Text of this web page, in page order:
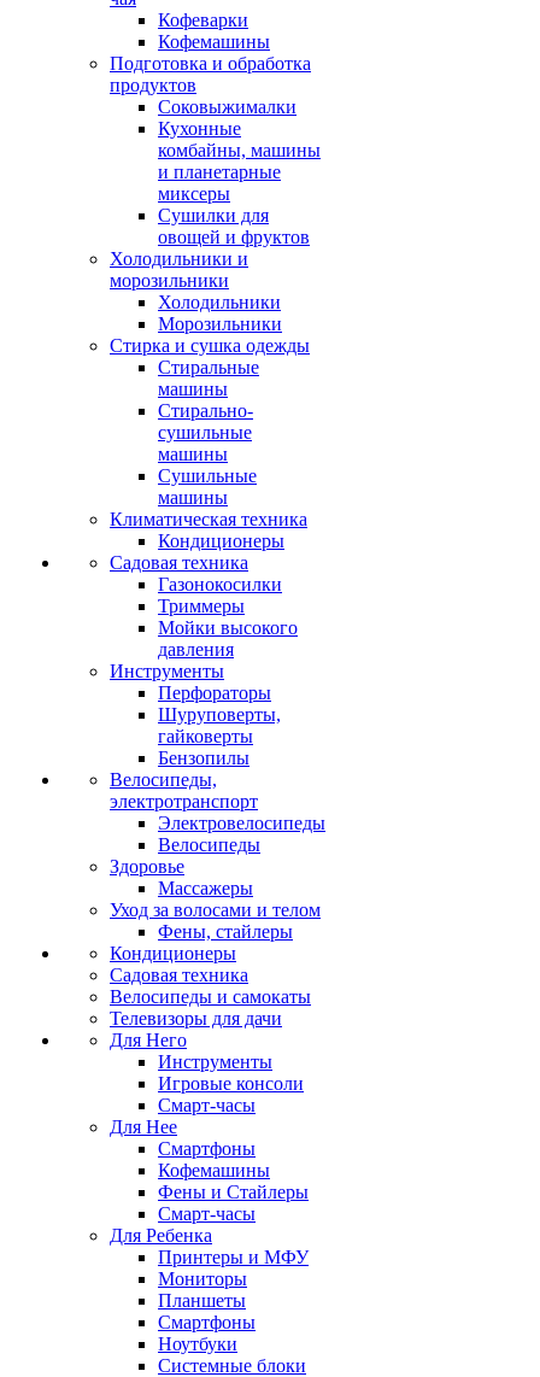
Кофеварки
Кофемашины
Подготовка и обработка
продуктов
Соковыжималки
Кухонные
комбайны, машины
и планетарные
миксеры
Сушилки для
овощей и фруктов
Холодильники и
морозильники
Холодильники
Морозильники
Стирка и сушка одежды
Стиральные
машины
Стирально-
сушильные
машины
Сушильные
машины
Климатическая техника
Кондиционеры
Садовая техника
Газонокосилки
Триммеры
Мойки высокого
давления
Инструменты
Перфораторы
Шуруповерты,
гайковерты
Бензопилы
Велосипеды,
электротранспорт
Электровелосипеды
Велосипеды
Здоровье
Массажеры
Уход за волосами и телом
Фены, стайлеры
Кондиционеры
Садовая техника
Велосипеды и самокаты
Телевизоры для дачи
Для Него
Инструменты
Игровые консоли
Смарт-часы
Для Нее
Смартфоны
Кофемашины
Фены и Стайлеры
Смарт-часы
Для Ребенка
Принтеры и МФУ
Мониторы
Планшеты
Смартфоны
Ноутбуки
Системные блоки